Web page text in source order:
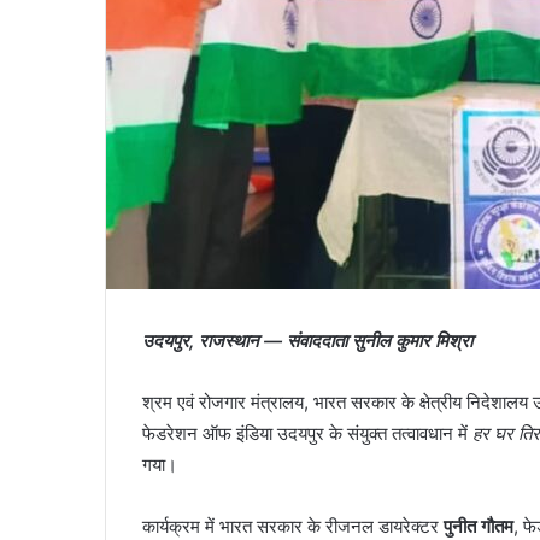
उदयपुर, राजस्थान — संवाददाता सुनील कुमार मिश्रा
श्रम एवं रोजगार मंत्रालय, भारत सरकार के क्षेत्रीय
फेडरेशन ऑफ इंडिया उदयपुर के संयुक्त तत्वावधान में हर घर
गया।
कार्यक्रम में भारत सरकार के रीजनल डायरेक्टरपुनीत गौतम,
के नीचे गिरने से मुश्किल से बचते
की कोशिश की है।
आंद्रिल
के
संस्थापक
ने
कहा
अमेरिका
अरबों
डॉलर
कर
‘हम
गलत
ज़्यादा
February 6, 2026
आंद्रिल के संस्थापक ने कहा
डॉलर कम खर्च कर सकता है:
ज़्यादा पैसे खर्च कर रहे हैं’।